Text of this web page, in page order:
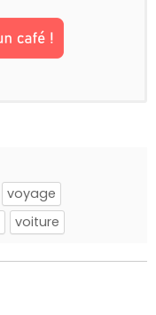
voyage
voiture